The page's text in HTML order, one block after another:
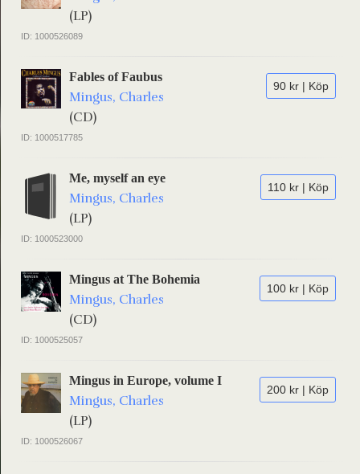
(LP)
ID: 1000526089
90 kr | Köp
Fables of Faubus
Mingus, Charles
(CD)
ID: 1000517785
110 kr | Köp
Me, myself an eye
Mingus, Charles
(LP)
ID: 1000523000
100 kr | Köp
Mingus at The Bohemia
Mingus, Charles
(CD)
ID: 1000525057
200 kr | Köp
Mingus in Europe, volume I
Mingus, Charles
(LP)
ID: 1000526067